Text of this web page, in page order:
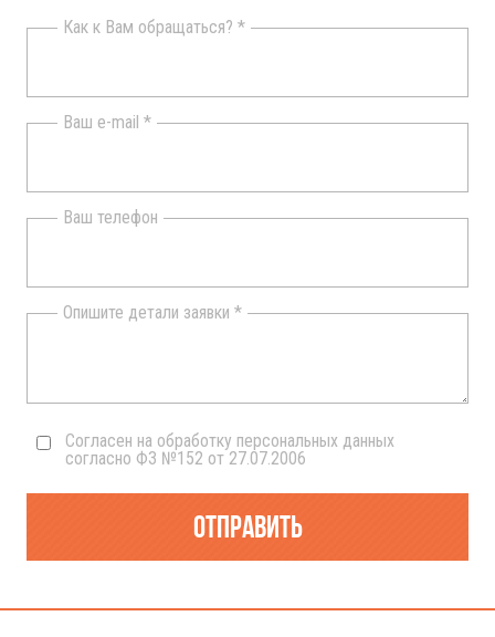
Как к Вам обращаться? *
Ваш e-mail *
Ваш телефон
Опишите детали заявки *
Согласен на обработку персональных данных
согласно ФЗ №152 от 27.07.2006
Отправить